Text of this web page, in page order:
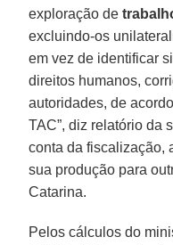
exploração de
excluindo-os
em vez de identificar
direitos humanos,
autoridades, de
TAC”, diz relatório da
conta da fiscalização,
sua produção para
Catarina.
Pelos cálculos do